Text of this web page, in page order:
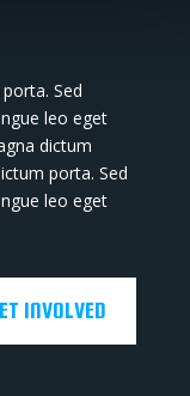
Sed
leo eget
dictum
porta. Sed
leo eget
INVOLVED